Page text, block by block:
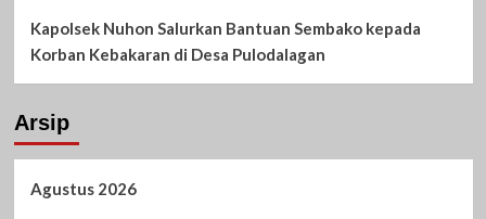
Kapolsek Nuhon Salurkan Bantuan Sembako kepada
Korban Kebakaran di Desa Pulodalagan
Arsip
Agustus 2026